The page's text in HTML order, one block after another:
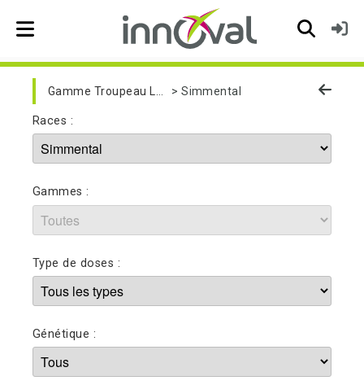
Skip to main navigation
Simmental
Races :
Gammes :
Type de doses :
Génétique :